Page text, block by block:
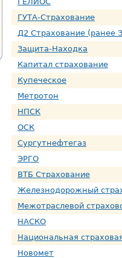
ГУТА-Страхование
Д2 Страхование (ранее
Защита-Находка
Капитал страхование
Купеческое
Метротон
НПСК
ОСК
Сургутнефтегаз
ЭРГО
ВТБ Страхование
Железнодорожный
Межотраслевой
НАСКО
Национальная
Новомет